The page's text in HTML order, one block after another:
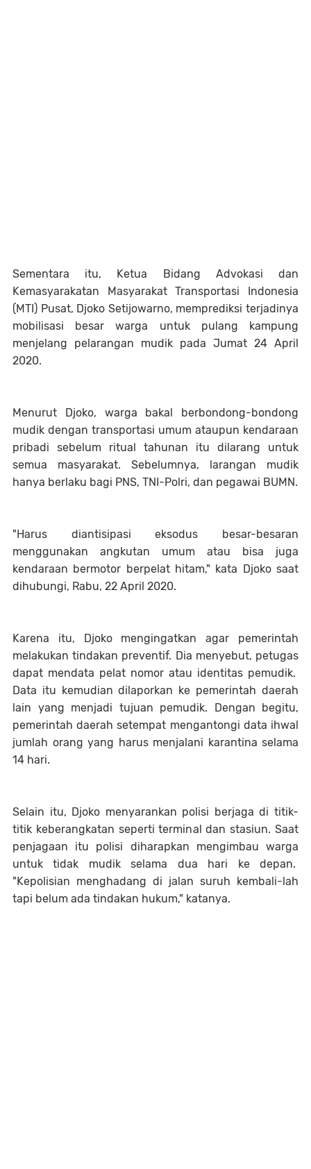
Sementara itu, Ketua Bidang Advokasi dan
Kemasyarakatan Masyarakat Transportasi Indonesia
(MTI) Pusat, Djoko Setijowarno, memprediksi terjadinya
mobilisasi besar warga untuk pulang kampung
menjelang pelarangan mudik pada Jumat 24 April
2020.
Menurut Djoko, warga bakal berbondong-bondong
mudik dengan transportasi umum ataupun kendaraan
pribadi sebelum ritual tahunan itu dilarang untuk
semua masyarakat. Sebelumnya, larangan mudik
hanya berlaku bagi PNS, TNI-Polri, dan pegawai BUMN.
"Harus diantisipasi eksodus besar-besaran
menggunakan angkutan umum atau bisa juga
kendaraan bermotor berpelat hitam," kata Djoko saat
dihubungi, Rabu, 22 April 2020.
Karena itu, Djoko mengingatkan agar pemerintah
melakukan tindakan preventif. Dia menyebut, petugas
dapat mendata pelat nomor atau identitas pemudik.
Data itu kemudian dilaporkan ke pemerintah daerah
lain yang menjadi tujuan pemudik. Dengan begitu,
pemerintah daerah setempat mengantongi data ihwal
jumlah orang yang harus menjalani karantina selama
14 hari.
Selain itu, Djoko menyarankan polisi berjaga di titik-
titik keberangkatan seperti terminal dan stasiun. Saat
penjagaan itu polisi diharapkan mengimbau warga
untuk tidak mudik selama dua hari ke depan.
"Kepolisian menghadang di jalan suruh kembali-lah
tapi belum ada tindakan hukum," katanya.